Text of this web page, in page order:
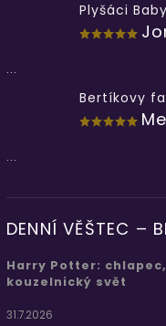
Plyšáci
...
Bertíkovy
...
DENNÍ VĚŠTEC –
Harry Potter:
kouzelnický svět
31.7.2026